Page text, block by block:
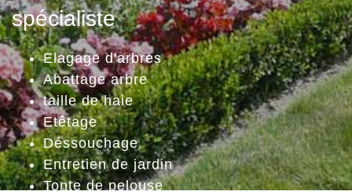
spécialiste
Elagage d'arbres
Abattage arbre
taille de haie
Etêtage
Déssouchage
Entretien de jardin
Tonte de pelouse